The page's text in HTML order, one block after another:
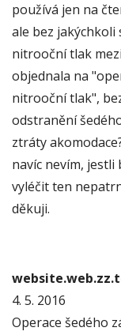
používá jen na
ale bez
nitrooční tlak
objednala na
nitrooční tlak",
odstranění
ztráty
navíc nevím,
vyléčit ten
děkuji.
4. 5. 2016
Operace šedého